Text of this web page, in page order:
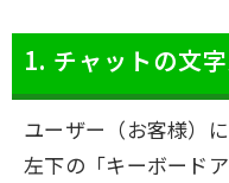
1. チャットの文
ユーザー（お客様）
左下の「キーボード